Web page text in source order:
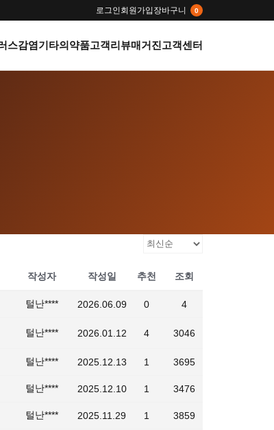
로그인회원가입장바구니 0
스감염기타의약품고객리뷰매거진 고객센터
작성자 작성일 추천 조회
털난**** 2026.06.09 0 4
털난**** 2026.01.12 4 3046
털난**** 2025.12.13 1 3695
털난**** 2025.12.10 1 3476
털난**** 2025.11.29 1 3859